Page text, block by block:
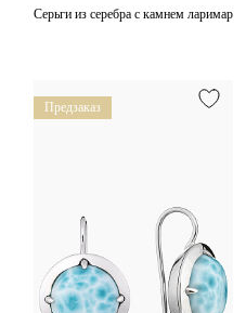
Серьги из серебра с камнем ларимар
Предзаказ